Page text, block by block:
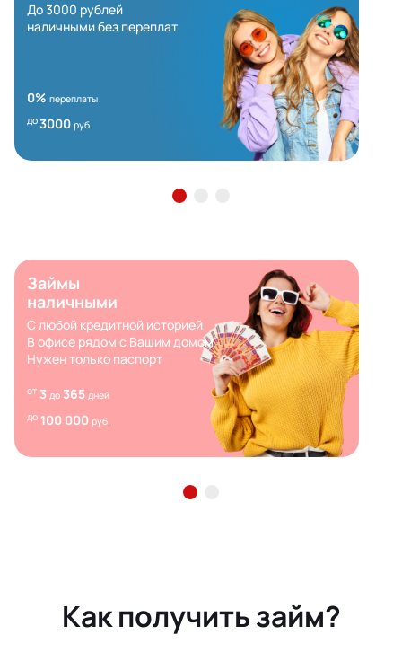
До 3000 рублей
наличными без переплат
0% переплаты
до3000 руб.
Займы
наличными
С любой кредитной историей
В офисе рядом с Вашим домом
Нужен только паспорт
от 3 до 365 дней
до 100 000 руб.
Как получить займ?